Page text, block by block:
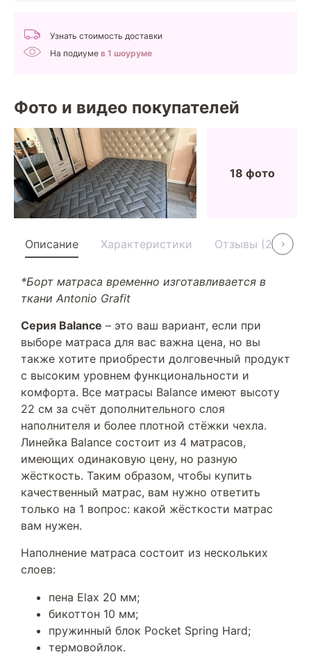
Узнать стоимость доставки
На подиуме в 1 шоуруме
Фото и видео покупателей
18 фото
Описание Характеристики Отзывы (21)
*Борт матраса временно изготавливается в
ткани Antonio Grafit
Серия Balance – это ваш вариант, если при
выборе матраса для вас важна цена, но вы
также хотите приобрести долговечный продукт
с высоким уровнем функциональности и
комфорта. Все матрасы Balance имеют высоту
22 см за счёт дополнительного слоя
наполнителя и более плотной стёжки чехла.
Линейка Balance состоит из 4 матрасов,
имеющих одинаковую цену, но разную
жёсткость. Таким образом, чтобы купить
качественный матрас, вам нужно ответить
только на 1 вопрос: какой жёсткости матрас
вам нужен.
Наполнение матраса состоит из нескольких
слоев:
пена Elax 20 мм;
бикоттон 10 мм;
пружинный блок Pocket Spring Hard;
термовойлок.